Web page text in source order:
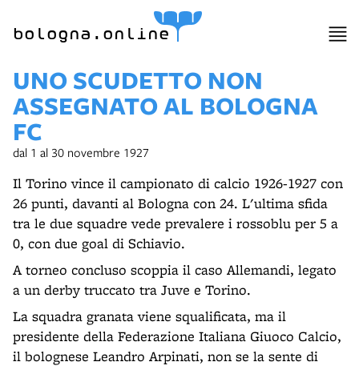
bologna.online
UNO SCUDETTO NON
ASSEGNATO AL BOLOGNA
FC
dal 1 al 30 novembre 1927
Il Torino vince il campionato di calcio 1926-1927 con
26 punti, davanti al Bologna con 24. L'ultima sfida
tra le due squadre vede prevalere i rossoblu per 5 a
0, con due goal di Schiavio.
A torneo concluso scoppia il caso Allemandi, legato
a un derby truccato tra Juve e Torino.
La squadra granata viene squalificata, ma il
presidente della Federazione Italiana Giuoco Calcio,
il bolognese Leandro Arpinati, non se la sente di